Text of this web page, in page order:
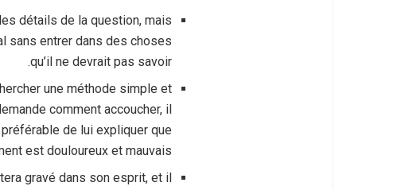
détails de la question, mais
sans entrer dans des choses
qu’il ne devrait pas savoir.
une méthode simple et
comment accoucher, il
préférable de lui expliquer que
est douloureux et mauvais.
gravé dans son esprit, et il